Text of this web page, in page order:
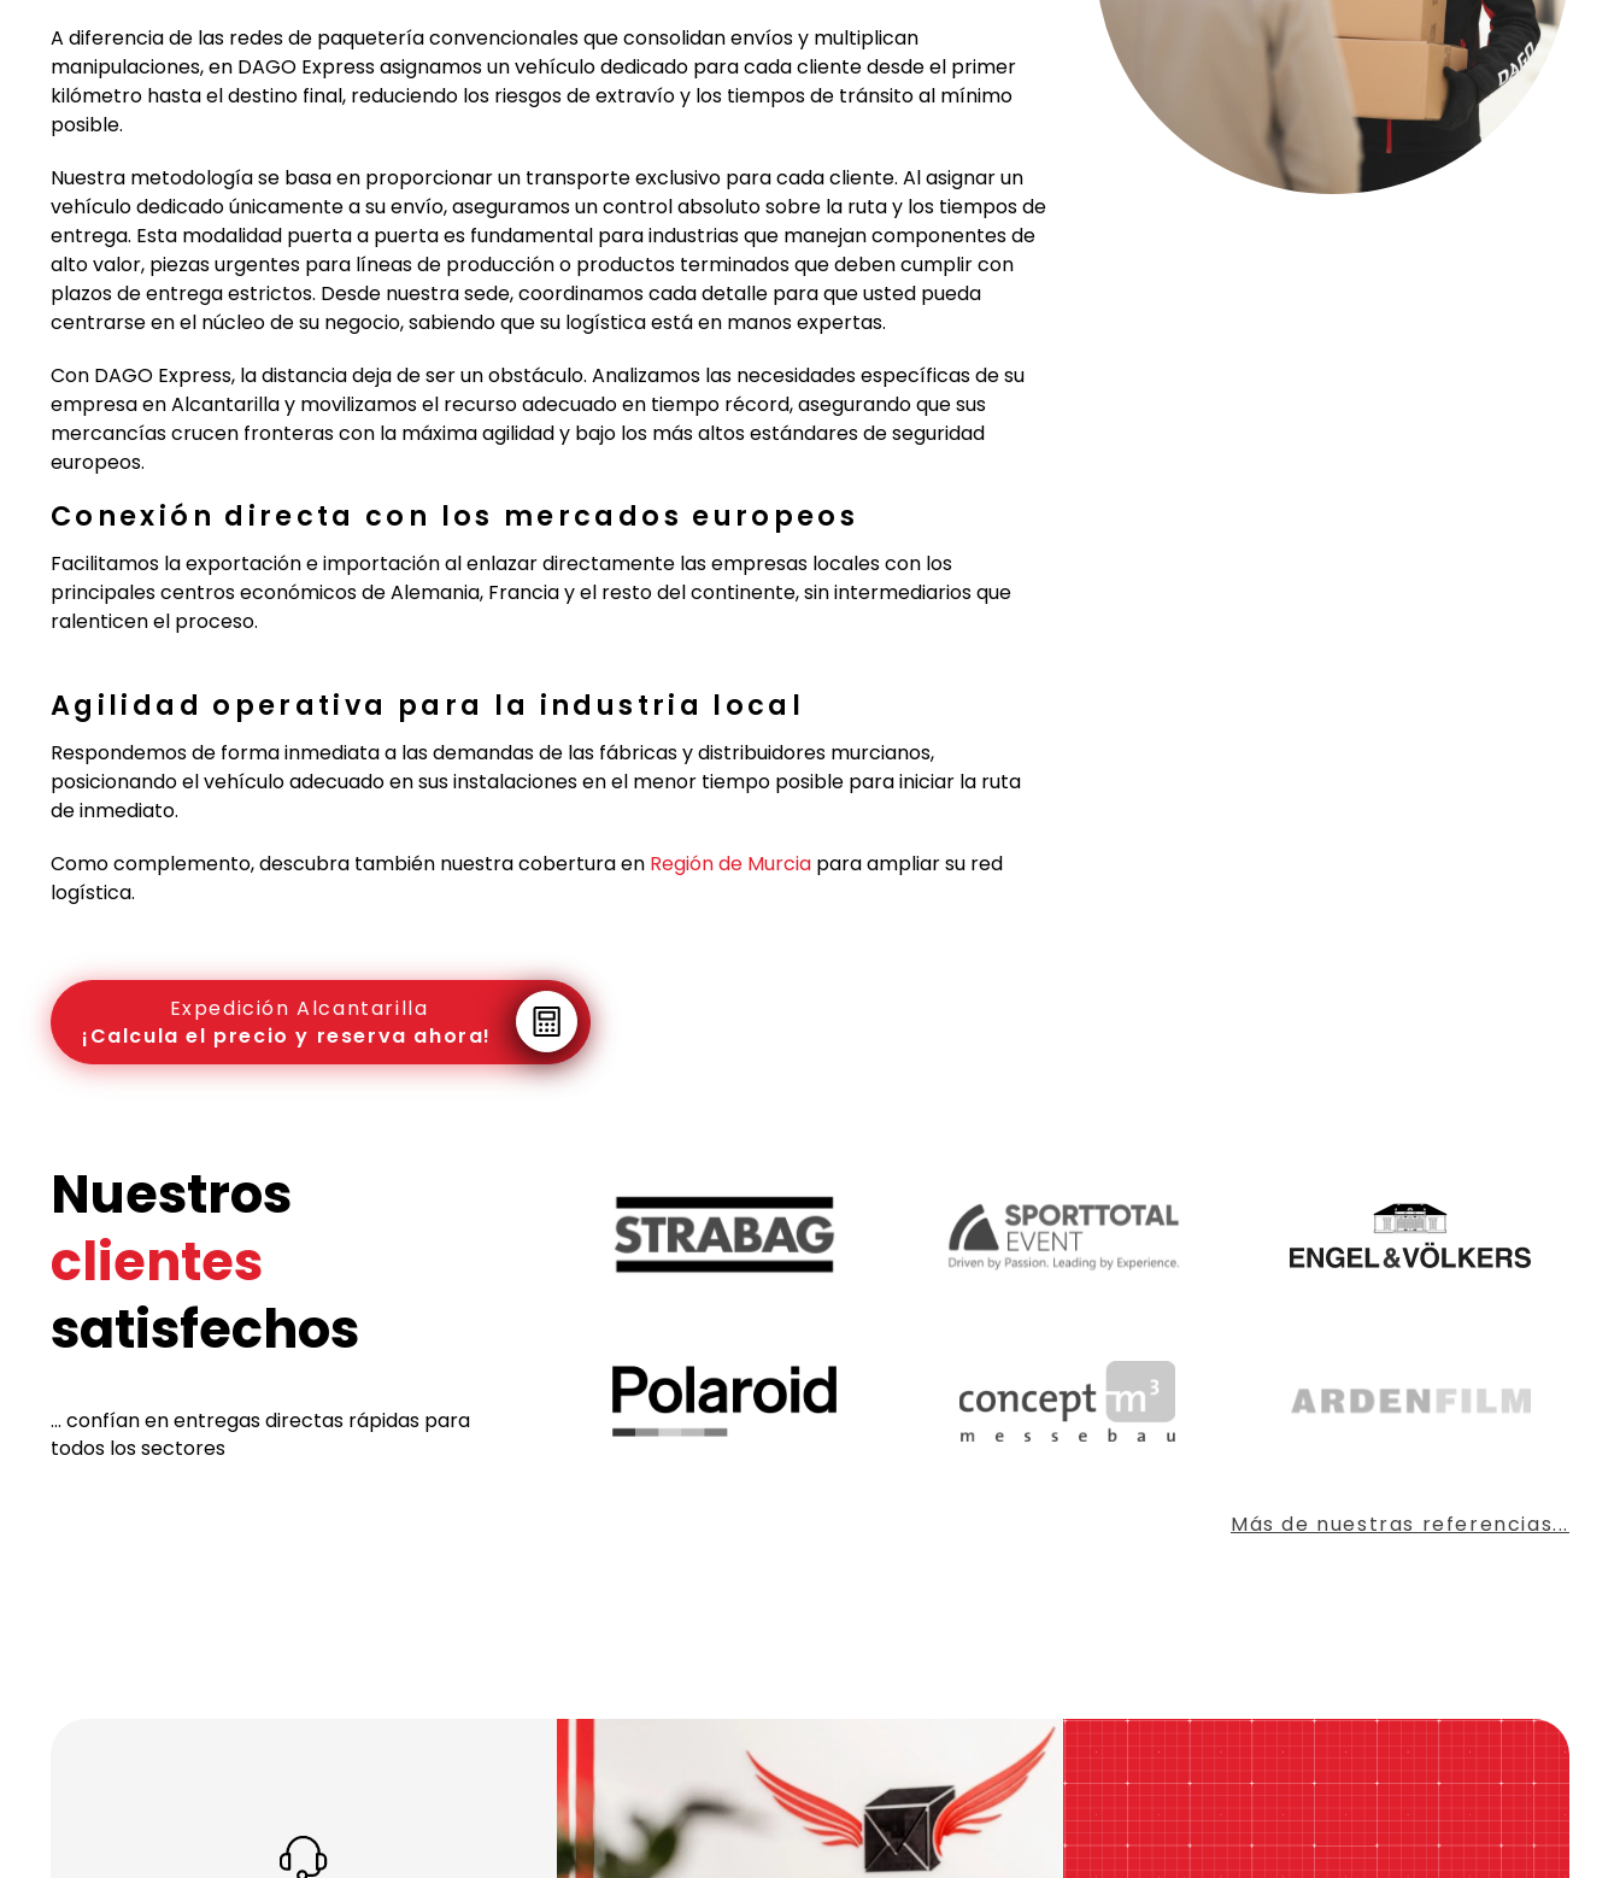
A diferencia de las redes de paquetería convencionales que consolidan envíos y multiplican
manipulaciones, en DAGO Express asignamos un vehículo dedicado para cada cliente desde el primer
kilómetro hasta el destino final, reduciendo los riesgos de extravío y los tiempos de tránsito al mínimo
posible.
Nuestra metodología se basa en proporcionar un transporte exclusivo para cada cliente. Al asignar un
vehículo dedicado únicamente a su envío, aseguramos un control absoluto sobre la ruta y los tiempos de
entrega. Esta modalidad puerta a puerta es fundamental para industrias que manejan componentes de
alto valor, piezas urgentes para líneas de producción o productos terminados que deben cumplir con
plazos de entrega estrictos. Desde nuestra sede, coordinamos cada detalle para que usted pueda
centrarse en el núcleo de su negocio, sabiendo que su logística está en manos expertas.
Con DAGO Express, la distancia deja de ser un obstáculo. Analizamos las necesidades específicas de su
empresa en Alcantarilla y movilizamos el recurso adecuado en tiempo récord, asegurando que sus
mercancías crucen fronteras con la máxima agilidad y bajo los más altos estándares de seguridad
europeos.
Conexión directa con los mercados europeos
Facilitamos la exportación e importación al enlazar directamente las empresas locales con los
principales centros económicos de Alemania, Francia y el resto del continente, sin intermediarios que
ralenticen el proceso.
Agilidad operativa para la industria local
Respondemos de forma inmediata a las demandas de las fábricas y distribuidores murcianos,
posicionando el vehículo adecuado en sus instalaciones en el menor tiempo posible para iniciar la ruta
de inmediato.
Como complemento, descubra también nuestra cobertura en Región de Murcia para ampliar su red
logística.
Expedición Alcantarilla
¡Calcula el precio y reserva ahora!
Nuestros
clientes
satisfechos
... confían en entregas directas rápidas para
todos los sectores
Más de nuestras referencias...